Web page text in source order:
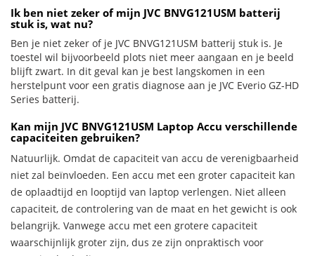
Ik ben niet zeker of mijn JVC BNVG121USM batterij
stuk is, wat nu?
Ben je niet zeker of je JVC BNVG121USM batterij stuk is. Je
toestel wil bijvoorbeeld plots niet meer aangaan en je beeld
blijft zwart. In dit geval kan je best langskomen in een
herstelpunt voor een gratis diagnose aan je JVC Everio GZ-HD
Series batterij.
Kan mijn JVC BNVG121USM Laptop Accu verschillende
capaciteiten gebruiken?
Natuurlijk. Omdat de capaciteit van accu de verenigbaarheid
niet zal beïnvloeden. Een accu met een groter capaciteit kan
de oplaadtijd en looptijd van laptop verlengen. Niet alleen
capaciteit, de controlering van de maat en het gewicht is ook
belangrijk. Vanwege accu met een grotere capaciteit
waarschijnlijk groter zijn, dus ze zijn onpraktisch voor